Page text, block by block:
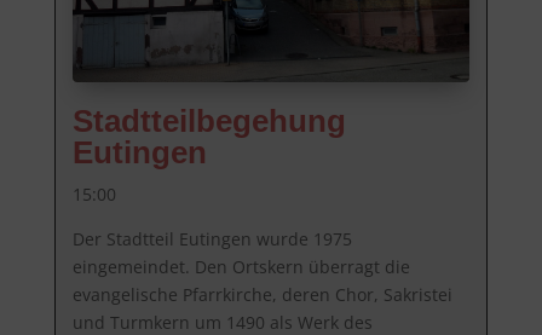
Stadtteilbegehung
Eutingen
15:00
Der Stadtteil Eutingen wurde 1975
eingemeindet. Den Ortskern überragt die
evangelische Pfarrkirche, deren Chor, Sakristei
und Turmkern um 1490 als Werk des